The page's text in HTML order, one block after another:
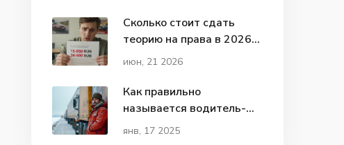
Сколько стоит сдать
теорию на права в 2026
году: цены, скрытые
экономии
июн, 21 2026
Как правильно
называется водитель-
дальнобойщик в разных
янв, 17 2025